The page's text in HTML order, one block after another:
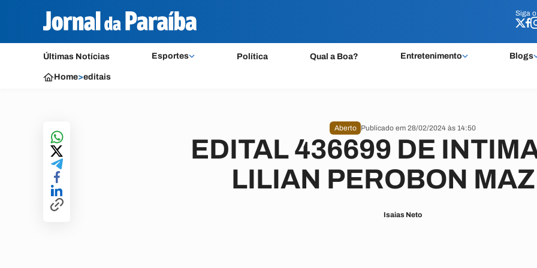
Siga o
Últimas Notícias Esportes Política Qual a Boa? Entretenimento Blogs
Siga o
Home>editais
Aberto Publicado em 28/02/2024 às 14:50
EDITAL 436699 DE
LILIAN PEROBON
Isaias Neto